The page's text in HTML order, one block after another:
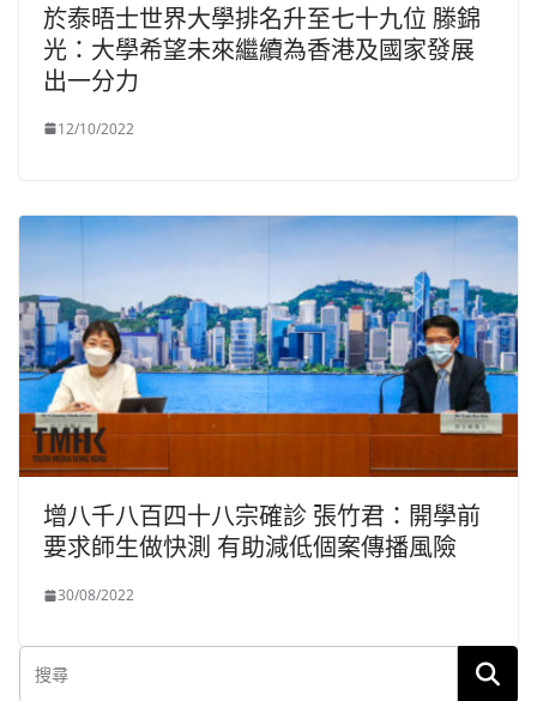
於泰晤士世界大學排名升至七十九位 滕錦
光：大學希望未來繼續為香港及國家發展
出一分力
12/10/2022
增八千八百四十八宗確診 張竹君：開學前
要求師生做快測 有助減低個案傳播風險
30/08/2022